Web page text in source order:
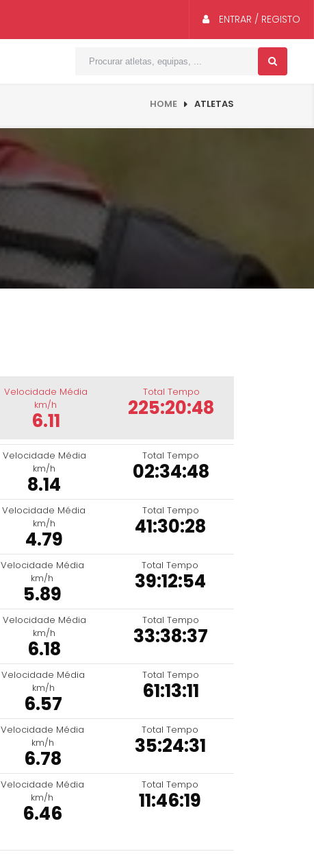
ENTRAR / REGISTO
HOME ATLETAS
Velocidade Média
km/h
6.11
Total Tempo
225:20:48
Velocidade Média
km/h
8.14
Total Tempo
02:34:48
Velocidade Média
km/h
4.79
Total Tempo
41:30:28
Velocidade Média
km/h
5.89
Total Tempo
39:12:54
Velocidade Média
km/h
6.18
Total Tempo
33:38:37
Velocidade Média
km/h
6.57
Total Tempo
61:13:11
Velocidade Média
km/h
6.78
Total Tempo
35:24:31
Velocidade Média
km/h
6.46
Total Tempo
11:46:19